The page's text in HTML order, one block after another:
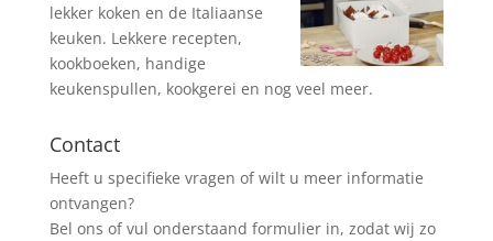
lekker koken en de Italiaanse
keuken. Lekkere recepten,
kookboeken, handige
keukenspullen, kookgerei en nog veel meer.
Contact
Heeft u specifieke vragen of wilt u meer informatie
ontvangen?
Bel ons of vul onderstaand formulier in, zodat wij zo